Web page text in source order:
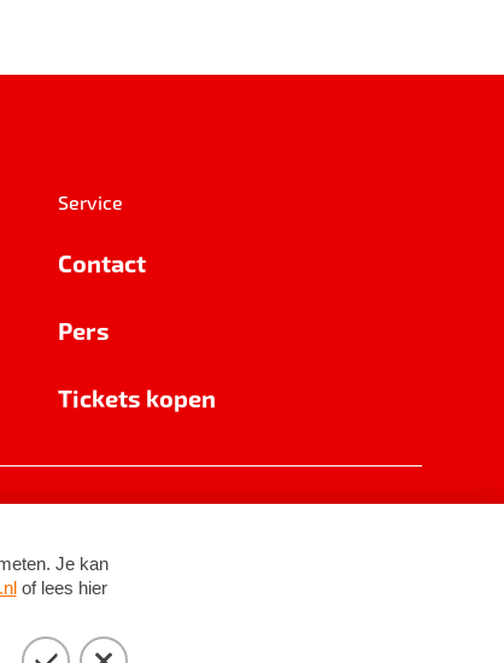
Service
Contact
Pers
Tickets kopen